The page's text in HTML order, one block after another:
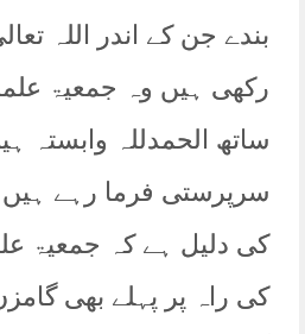
بندے جن کے اندر اللہ
رکھی ہیں وہ جمعیۃ
ساتھ الحمدللہ وابستہ
سرپرستی فرما رہے
کی دلیل ہے کہ جمعیۃ
کی راہ پر پہلے بھی